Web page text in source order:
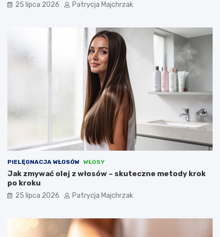
25 lipca 2026 Patrycja Majchrzak
PIELĘGNACJA WŁOSÓW WŁOSY
Jak zmywać olej z włosów – skuteczne metody krok
po kroku
25 lipca 2026 Patrycja Majchrzak